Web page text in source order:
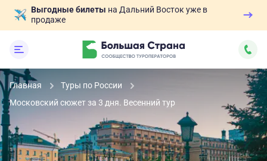
Выгодные билеты на Дальний Восток уже в
продаже
Главная
Туры по России
Московский сюжет за 3 дня. Весенний тур